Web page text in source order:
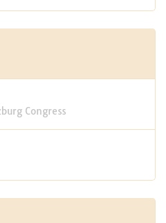
Congress